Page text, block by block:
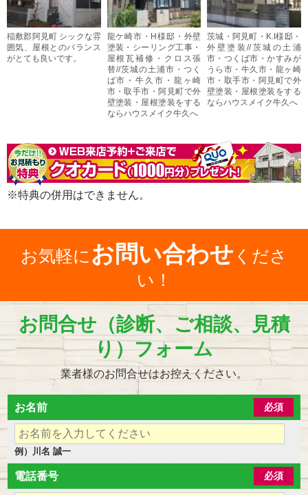
稲敷郡阿見町 シックな雰
囲気、屋根とのバランス
がとても良いです。
龍ケ崎市・H様邸・外壁
塗装・シーリング工事・
屋根瓦補修・クロス張
替//茨城の土浦市・つく
ば市・牛久市・龍ヶ崎
市・取手市・阿見町で外
壁塗装・屋根塗装をする
ならハウスメイク牛久へ
茨城・阿見町・K.I様邸・
外壁塗装//茨城の土浦
市・つくば市・かすみが
うら市・牛久市・龍ヶ崎
市・取手市・阿見町で外
壁塗装・屋根塗装をする
ならハウスメイク牛久へ
※特典の併用はできません。
お気軽に お問い合わせ くださ
い！
お問合せ（診断、ご相談、見積
り）フォーム
業者様のお問合せはお控えください。
お名前 必須
例）川名 誠一
電話番号 必須